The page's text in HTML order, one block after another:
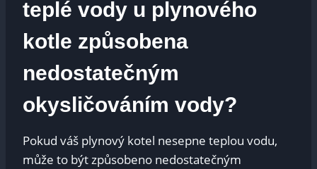
teplé vody u plynového
kotle způsobena
nedostatečným
okysličováním vody?
Pokud váš plynový kotel nesepne teplou vodu,
může to být způsobeno nedostatečným